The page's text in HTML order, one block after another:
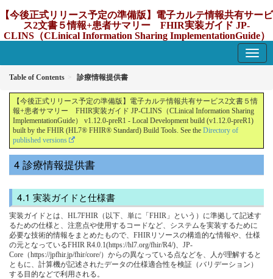
【今後正式リリース予定の準備版】電子カルテ情報共有サービ
ス2文書５情報+患者サマリー FHIR実装ガイド JP-
CLINS（CLinical Information Sharing ImplementationGuide）
Table of Contents 診療情報提供書
【今後正式リリース予定の準備版】電子カルテ情報共有サービス2文書５情
報+患者サマリー FHIR実装ガイド JP-CLINS（CLinical Information Sharing
ImplementationGuide） v1.12.0-preR1 - Local Development build (v1.12.0-preR1)
built by the FHIR (HL7® FHIR® Standard) Build Tools. See the Directory of
published versions
診療情報提供書
実装ガイドと仕様書
実装ガイドとは、HL7FHIR（以下、単に「FHIR」という）に準拠して記述す
るための仕様と、注意点や使用するコードなど、システムを実装するために
必要な技術的情報をまとめたもので、FHIRリソースの構造的な情報や、仕様
の元となっているFHIR R4.0.1(https://hl7.org/fhir/R4/)、JP-
Core（https://jpfhir.jp/fhir/core/）からの異なっている点などを、人が理解すると
ともに、計算機が記述されたデータの仕様適合性を検証（バリデーション）
する目的などで利用される。